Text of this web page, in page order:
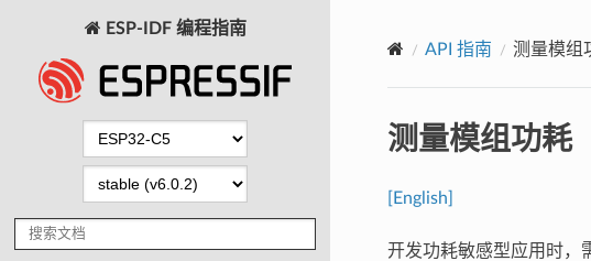
ESP-IDF 编程指南
API 指南 测量模组
测量模组功耗
[English]
开发功耗敏感型应用时，